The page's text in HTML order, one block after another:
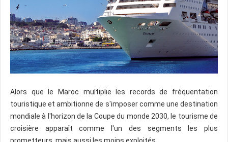
Alors que le Maroc multiplie les records de fréquentation
touristique et ambitionne de s'imposer comme une destination
mondiale à l'horizon de la Coupe du monde 2030, le tourisme de
croisière apparaît comme l'un des segments les plus
prometteurs, mais aussi les moins exploités.